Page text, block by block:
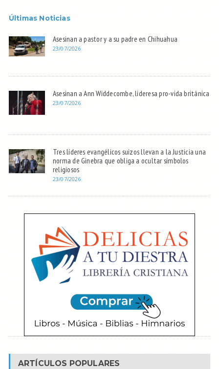
Últimas Noticias
Asesinan a pastor y a su padre en Chihuahua
23/07/2026
Asesinan a Ann Widdecombe, lideresa pro-vida británica
23/07/2026
Tres líderes evangélicos suizos llevan a la Justicia una
norma de Ginebra que obliga a ocultar símbolos
religiosos
23/07/2026
ARTÍCULOS POPULARES